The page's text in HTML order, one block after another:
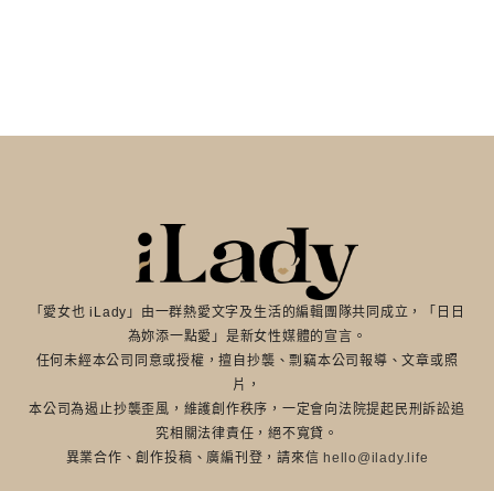
「愛女也 iLady」由一群熱愛文字及生活的編輯團隊共同成立，「日日
為妳添一點愛」是新女性媒體的宣言。
任何未經本公司同意或授權，擅自抄襲、剽竊本公司報導、文章或照
片，
本公司為遏止抄襲歪風，維護創作秩序，一定會向法院提起民刑訴訟追
究相關法律責任，絕不寬貸。
異業合作、創作投稿、廣編刊登，請來信 hello@ilady.life